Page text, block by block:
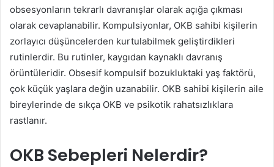
obsesyonların tekrarlı davranışlar olarak açığa çıkması
olarak cevaplanabilir. Kompulsiyonlar, OKB sahibi kişilerin
zorlayıcı düşüncelerden kurtulabilmek geliştirdikleri
rutinlerdir. Bu rutinler, kaygıdan kaynaklı davranış
örüntüleridir. Obsesif kompulsif bozukluktaki yaş faktörü,
çok küçük yaşlara değin uzanabilir. OKB sahibi kişilerin aile
bireylerinde de sıkça OKB ve psikotik rahatsızlıklara
rastlanır.
OKB Sebepleri Nelerdir?